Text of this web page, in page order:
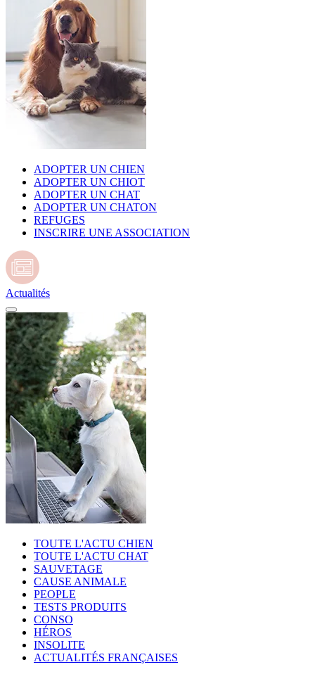
ADOPTER UN CHIEN
ADOPTER UN CHIOT
ADOPTER UN CHAT
ADOPTER UN CHATON
REFUGES
INSCRIRE UNE ASSOCIATION
Actualités
TOUTE L'ACTU CHIEN
TOUTE L'ACTU CHAT
SAUVETAGE
CAUSE ANIMALE
PEOPLE
TESTS PRODUITS
CONSO
HÉROS
INSOLITE
ACTUALITÉS FRANÇAISES